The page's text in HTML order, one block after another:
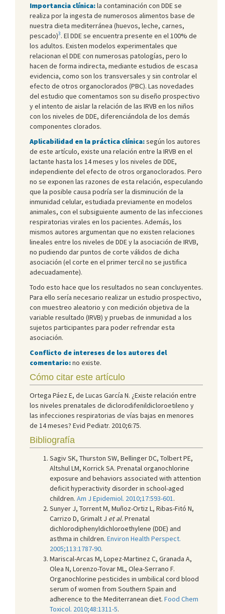
Importancia clínica:la contaminación con DDE se
realiza por la ingesta de numerosos alimentos base de
nuestra dieta mediterránea (huevos, leche, carnes,
pescado)3. El DDE se encuentra presente en el 100% de
los adultos. Existen modelos experimentales que
relacionan el DDE con numerosas patologías, pero lo
hacen de forma indirecta, mediante estudios de escasa
evidencia, como son los transversales y sin controlar el
efecto de otros organoclorados (PBC). Las novedades
del estudio que comentamos son su diseño prospectivo
y el intento de aislar la relación de las IRVB en los niños
con los niveles de DDE, diferenciándola de los demás
componentes clorados.
Aplicabilidad en la práctica clínica:según los autores
de este artículo, existe una relación entre la IRVB en el
lactante hasta los 14 meses y los niveles de DDE,
independiente del efecto de otros organoclorados. Pero
no se exponen las razones de esta relación, especulando
que la posible causa podría ser la disminución de la
inmunidad celular, estudiada previamente en modelos
animales, con el subsiguiente aumento de las infecciones
respiratorias virales en los pacientes. Además, los
mismos autores argumentan que no existen relaciones
lineales entre los niveles de DDE y la asociación de IRVB,
no pudiendo dar puntos de corte válidos de dicha
asociación (el corte en el primer tercil no se justifica
adecuadamente).
Todo esto hace que los resultados no sean concluyentes.
Para ello sería necesario realizar un estudio prospectivo,
con muestreo aleatorio y con medición objetiva de la
variable resultado (IRVB) y pruebas de inmunidad a los
sujetos participantes para poder refrendar esta
asociación.
Conflicto de intereses de los autores del
comentario:no existe.
Cómo citar este artículo
Ortega Páez E, de Lucas García N. ¿Existe relación entre
los niveles prenatales de diclorodifenildicloroetileno y
las infecciones respiratorias de vías bajas en menores
de 14 meses? Evid Pediatr. 2010;6:75.
Bibliografía
Sagiv SK, Thurston SW, Bellinger DC, Tolbert PE,
Altshul LM, Korrick SA. Prenatal organochlorine
exposure and behaviors associated with attention
deficit hyperactivity disorder in school-aged
children. Am J Epidemiol. 2010;17:593-601 .
Sunyer J, Torrent M, Muñoz-Ortiz L, Ribas-Fitó N,
Carrizo D, Grimalt J et al.Prenatal
dichlorodiphenyldichloroethylene (DDE) and
asthma in children. Environ Health Perspect.
2005;113:1787-90.
Mariscal-Arcas M, Lopez-Martinez C, Granada A,
Olea N, Lorenzo-Tovar ML, Olea-Serrano F.
Organochlorine pesticides in umbilical cord blood
serum of women from Southern Spain and
adherence to the Mediterranean diet. Food Chem
Toxicol. 2010;48:1311-5.